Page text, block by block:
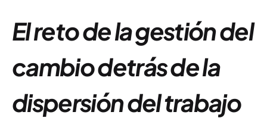
El reto de la gestión del
cambio detrás de la
dispersión del trabajo